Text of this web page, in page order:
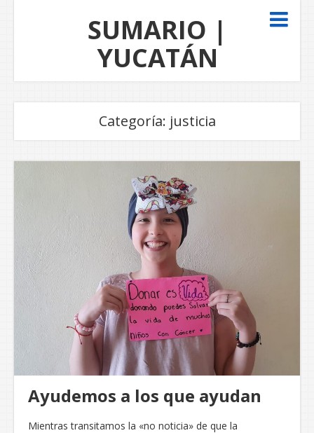
SUMARIO |
YUCATÁN
Categoría: justicia
Ayudemos a los que ayudan
Mientras transitamos la «no noticia» de que la